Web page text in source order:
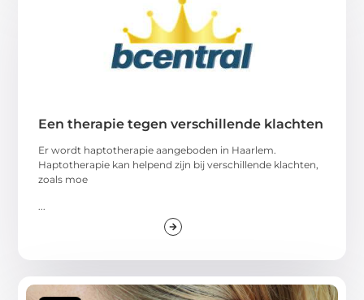
Een therapie tegen verschillende klachten
Er wordt haptotherapie aangeboden in Haarlem.
Haptotherapie kan helpend zijn bij verschillende klachten,
zoals moe